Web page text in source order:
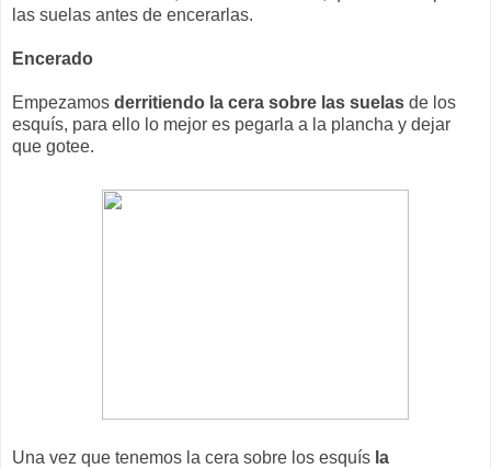
las suelas antes de encerarlas.
Encerado
Empezamos derritiendo la cera sobre las suelas de los
esquís, para ello lo mejor es pegarla a la plancha y dejar
que gotee.
Una vez que tenemos la cera sobre los esquís la